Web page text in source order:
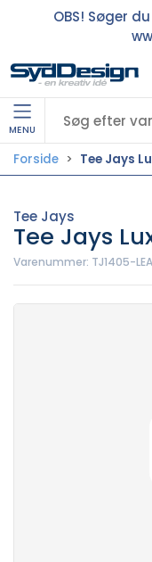
OBS! Søger
MENU
Forside Tee Jays
Tee Jays
Tee Jays
Varenummer: TJ1405-